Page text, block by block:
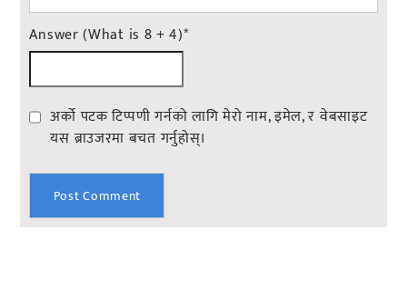
Answer (What is 8 + 4)*
अर्को पटक टिप्पणी गर्नको लागि मेरो नाम, इमेल, र वेबसाइट
यस ब्राउजरमा बचत गर्नुहोस्।